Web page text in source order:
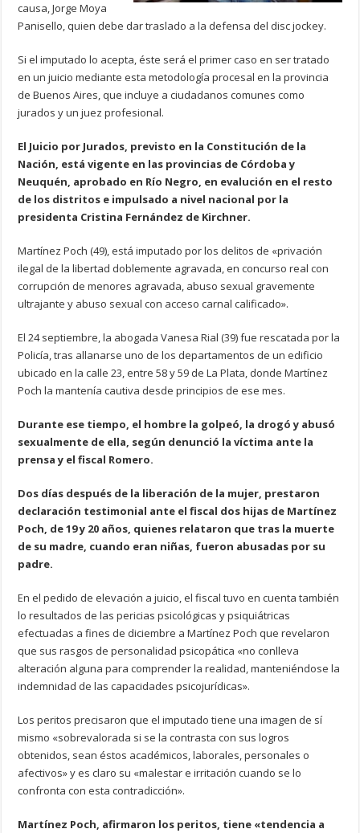
causa, Jorge Moya
Panisello, quien debe dar traslado a la defensa del disc jockey.
Si el imputado lo acepta, éste será el primer caso en ser tratado
en un juicio mediante esta metodología procesal en la provincia
de Buenos Aires, que incluye a ciudadanos comunes como
jurados y un juez profesional.
El Juicio por Jurados, previsto en la Constitución de la
Nación, está vigente en las provincias de Córdoba y
Neuquén, aprobado en Río Negro, en evalución en el resto
de los distritos e impulsado a nivel nacional por la
presidenta Cristina Fernández de Kirchner.
Martínez Poch (49), está imputado por los delitos de «privación
ilegal de la libertad doblemente agravada, en concurso real con
corrupción de menores agravada, abuso sexual gravemente
ultrajante y abuso sexual con acceso carnal calificado».
El 24 septiembre, la abogada Vanesa Rial (39) fue rescatada por la
Policía, tras allanarse uno de los departamentos de un edificio
ubicado en la calle 23, entre 58 y 59 de La Plata, donde Martínez
Poch la mantenía cautiva desde principios de ese mes.
Durante ese tiempo, el hombre la golpeó, la drogó y abusó
sexualmente de ella, según denunció la víctima ante la
prensa y el fiscal Romero.
Dos días después de la liberación de la mujer, prestaron
declaración testimonial ante el fiscal dos hijas de Martínez
Poch, de 19 y 20 años, quienes relataron que tras la muerte
de su madre, cuando eran niñas, fueron abusadas por su
padre.
En el pedido de elevación a juicio, el fiscal tuvo en cuenta también
lo resultados de las pericias psicológicas y psiquiátricas
efectuadas a fines de diciembre a Martínez Poch que revelaron
que sus rasgos de personalidad psicopática «no conlleva
alteración alguna para comprender la realidad, manteniéndose la
indemnidad de las capacidades psicojurídicas».
Los peritos precisaron que el imputado tiene una imagen de sí
mismo «sobrevalorada si se la contrasta con sus logros
obtenidos, sean éstos académicos, laborales, personales o
afectivos» y es claro su «malestar e irritación cuando se lo
confronta con esta contradicción».
Martínez Poch, afirmaron los peritos, tiene «tendencia a